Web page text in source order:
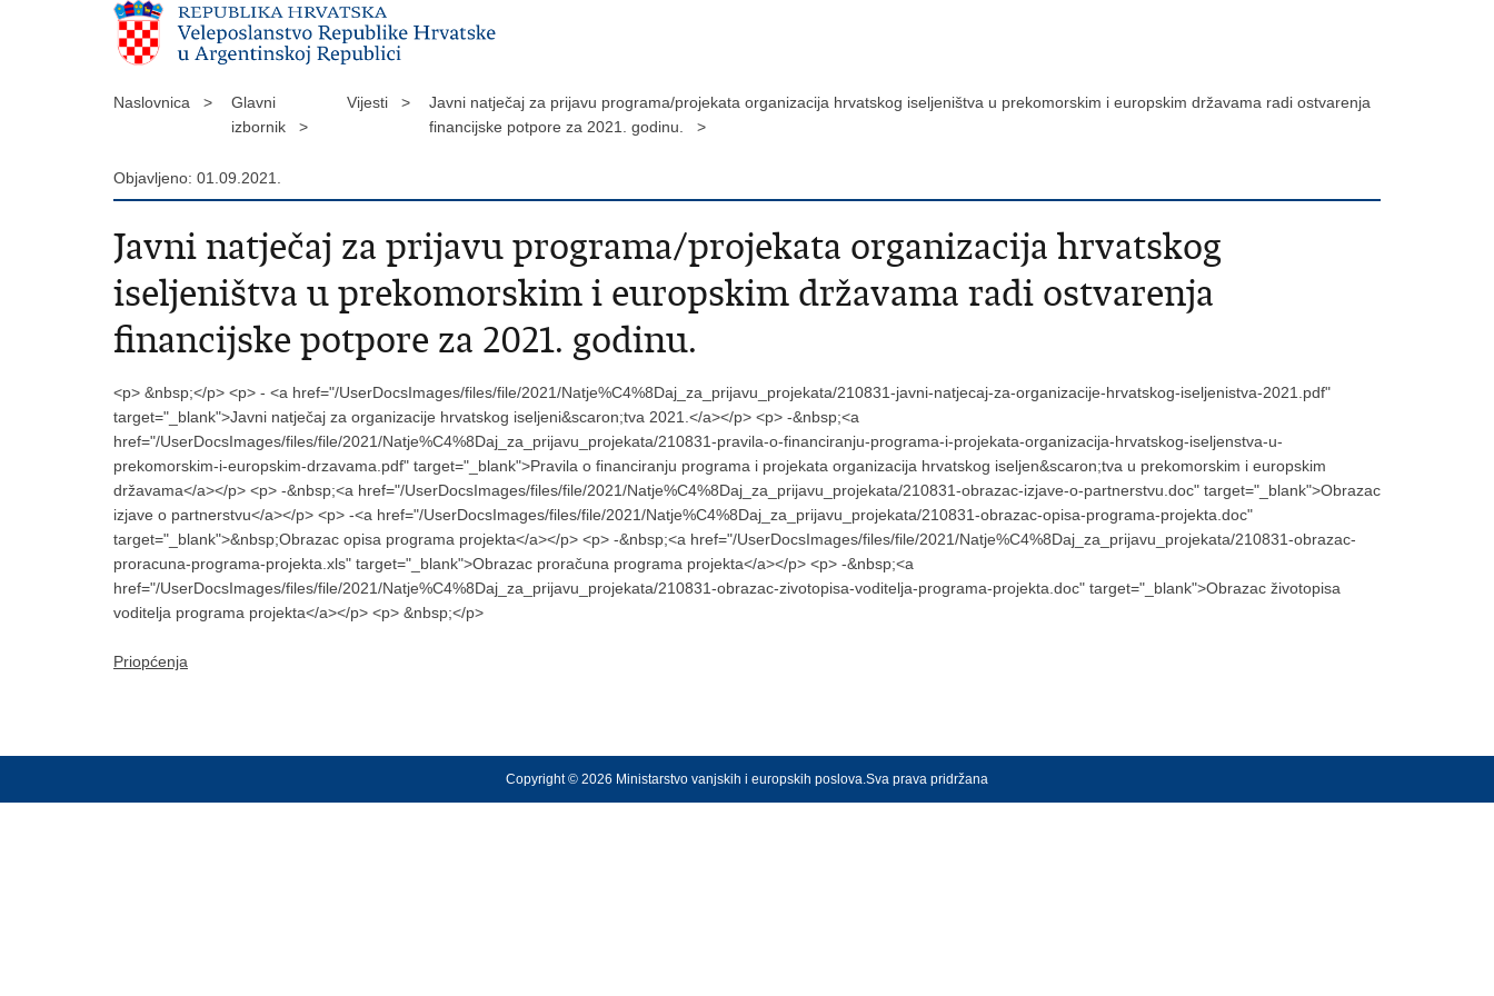
Naslovnica >
Glavni
izbornik >
Vijesti >
Javni natječaj za prijavu programa/projekata organizacija hrvatskog iseljeništva u prekomorskim i europskim državama radi ostvarenja
financijske potpore za 2021. godinu. >
Objavljeno: 01.09.2021.
Javni natječaj za prijavu programa/projekata organizacija hrvatskog
iseljeništva u prekomorskim i europskim državama radi ostvarenja
financijske potpore za 2021. godinu.
<p> &nbsp;</p> <p> - <a href="/UserDocsImages/files/file/2021/Natje%C4%8Daj_za_prijavu_projekata/210831-javni-natjecaj-za-organizacije-hrvatskog-iseljenistva-2021.pdf"
target="_blank">Javni natječaj za organizacije hrvatskog iseljeni&scaron;tva 2021.</a></p> <p> -&nbsp;<a
href="/UserDocsImages/files/file/2021/Natje%C4%8Daj_za_prijavu_projekata/210831-pravila-o-financiranju-programa-i-projekata-organizacija-hrvatskog-iseljenstva-u-
prekomorskim-i-europskim-drzavama.pdf" target="_blank">Pravila o financiranju programa i projekata organizacija hrvatskog iseljen&scaron;tva u prekomorskim i europskim
državama</a></p> <p> -&nbsp;<a href="/UserDocsImages/files/file/2021/Natje%C4%8Daj_za_prijavu_projekata/210831-obrazac-izjave-o-partnerstvu.doc" target="_blank">Obrazac
izjave o partnerstvu</a></p> <p> -<a href="/UserDocsImages/files/file/2021/Natje%C4%8Daj_za_prijavu_projekata/210831-obrazac-opisa-programa-projekta.doc"
target="_blank">&nbsp;Obrazac opisa programa projekta</a></p> <p> -&nbsp;<a href="/UserDocsImages/files/file/2021/Natje%C4%8Daj_za_prijavu_projekata/210831-obrazac-
proracuna-programa-projekta.xls" target="_blank">Obrazac proračuna programa projekta</a></p> <p> -&nbsp;<a
href="/UserDocsImages/files/file/2021/Natje%C4%8Daj_za_prijavu_projekata/210831-obrazac-zivotopisa-voditelja-programa-projekta.doc" target="_blank">Obrazac životopisa
voditelja programa projekta</a></p> <p> &nbsp;</p>
Priopćenja
Copyright © 2026 Ministarstvo vanjskih i europskih poslova.Sva prava pridržana